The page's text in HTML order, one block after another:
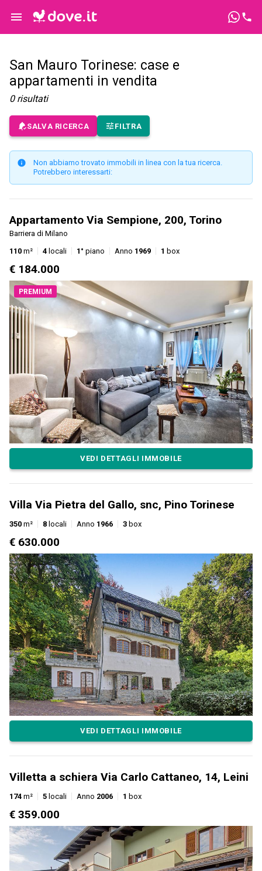
San Mauro Torinese: case e
appartamenti in vendita
0 risultati
SALVA RICERCA FILTRA
Non abbiamo trovato immobili in linea con la tua ricerca.
Potrebbero interessarti:
Appartamento Via Sempione, 200, Torino
Barriera di Milano
110 m² 4 locali 1° piano Anno 1969 1 box
€ 184.000
PREMIUM
VEDI DETTAGLI IMMOBILE
Villa Via Pietra del Gallo, snc, Pino Torinese
350 m² 8 locali Anno 1966 3 box
€ 630.000
VEDI DETTAGLI IMMOBILE
Villetta a schiera Via Carlo Cattaneo, 14, Leini
174 m² 5 locali Anno 2006 1 box
€ 359.000